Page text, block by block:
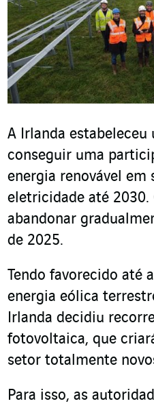
A Irlanda
conseguir uma
energia renovável em
eletricidade até 2030.
abandonar
de 2025.
Tendo favorecido até
energia eólica
Irlanda decidiu
fotovoltaica, que
setor totalmente
Para isso, as